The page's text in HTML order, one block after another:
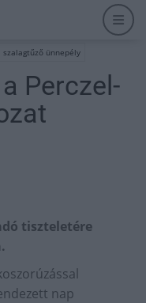
szalagtűző ünnepély
Perczel-
tiszteletére
nap